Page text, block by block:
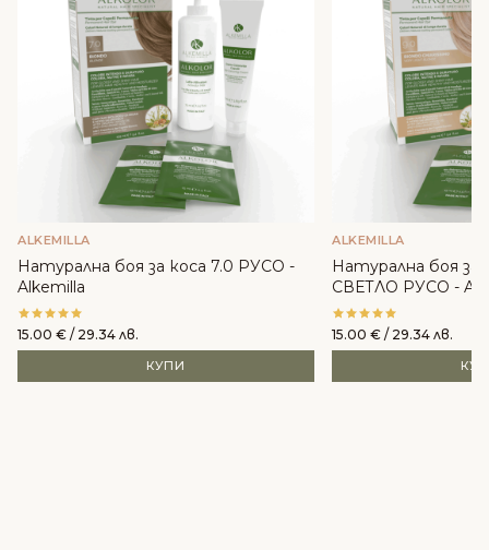
ALKEMILLA
Натурална боя за коса 7.0 РУСО -
Alkemilla
15.00 € / 29.34 лв.
КУПИ
ALKEMILLA
Натурална боя
СВЕТЛО РУСО -
15.00 € / 29.34 лв.